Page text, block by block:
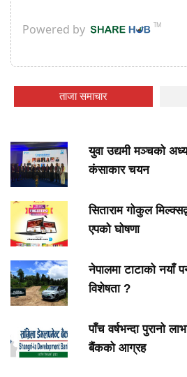
ताजा समाचार
युवा उद्यमी मञ्चको
कंसाकार चयन
सिताराम गोकुल
एपको घोषणा
नेपालमा टाटाको नयाँ
विशेषता ?
पाँच वर्षभन्दा पुरानो
बैंकको आग्रह